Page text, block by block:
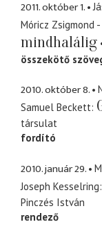
2011. október 1.
Móricz Zsigmond
mindhalálig
összekötő
2010. október 8.
Samuel Beckett
társulat
fordító
2010. január 29.
Joseph Kesselring
Pinczés István
rendező